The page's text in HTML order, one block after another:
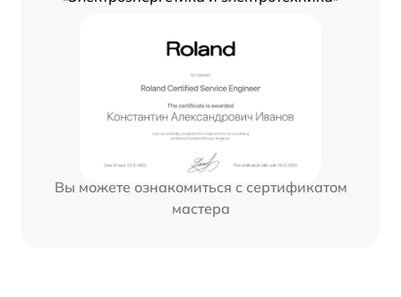
Вы можете ознакомиться с сертификатом
мастера